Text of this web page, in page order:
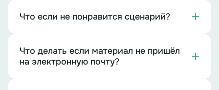
Что если не понравится сценарий?
Что делать если материал не пришёл
на электронную почту?